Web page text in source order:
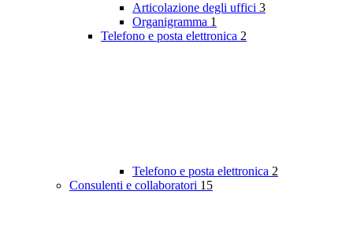
Articolazione degli uffici 3
Organigramma 1
Telefono e posta elettronica 2
Telefono e posta elettronica 2
Consulenti e collaboratori 15